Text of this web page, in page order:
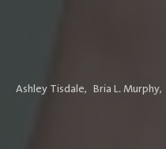
Ashley Tisdale, Bria L. Murphy,